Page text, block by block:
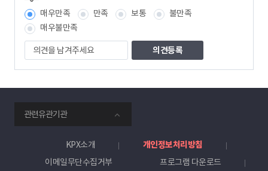
보
책
임
자
매우만족
만족 보통
불만족
매우불만족
의
견
을
겨
주
세
요
관련유관기관
KPX소개
개인정보처리방침
이메일무단수집거부
프로그램 다운로드